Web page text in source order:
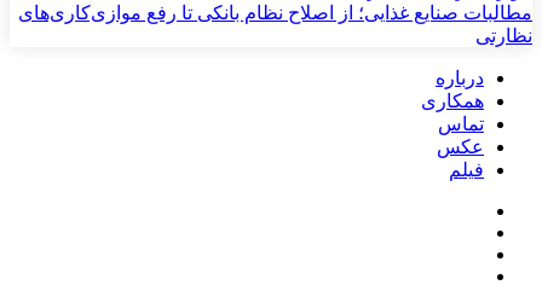
مطالبات صنایع غذایی؛ از اصلاح نظام بانکی تا رفع موازی‌کاری‌های
نظارتی
درباره
همکاری
تماس
عکس
فیلم